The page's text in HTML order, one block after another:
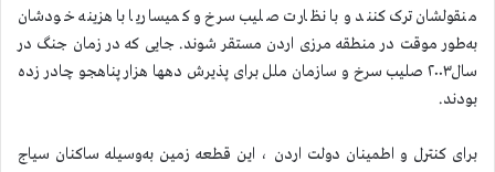
منقولشان ترک کنند و با نظارت صلیب سرخ و کمیساریا با هزینه خودشان
به‌طور موقت در منطقه مرزی اردن مستقر شوند. جایی که در زمان جنگ در
سال۲۰۰۳ صلیب سرخ و سازمان ملل برای پذیرش دهها هزار پناهجو چادر زده
بودند.
برای کنترل و اطمینان دولت اردن ، این قطعه زمین به‌وسیله ساکنان سیاج